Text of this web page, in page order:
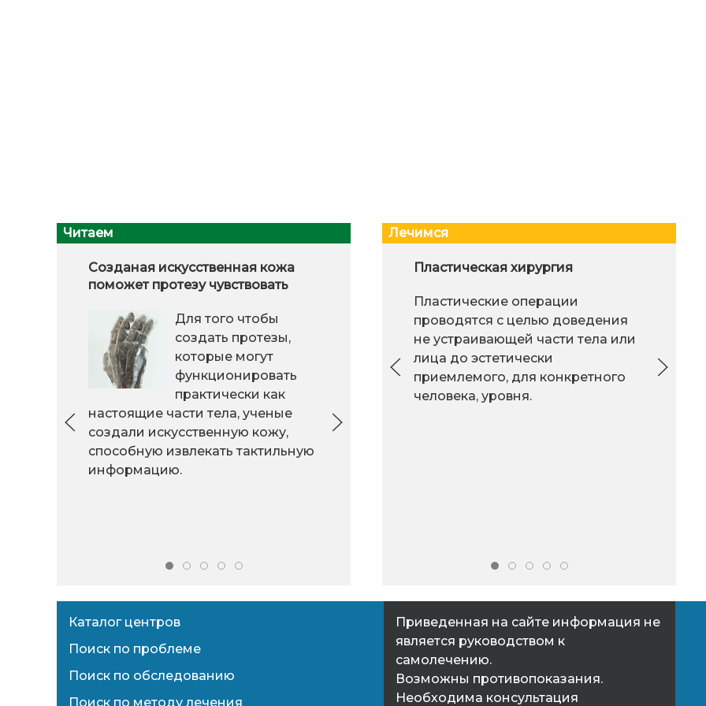
Читаем
Созданая искусственная кожа
поможет протезу чувствовать
Для того чтобы
создать протезы,
которые могут
функционировать
практически как
настоящие части тела, ученые
создали искусственную кожу,
способную извлекать тактильную
информацию.
Средства для омоложения: ТОП-3
красоты
Регулярный прием
витаминов поможет
поддержать тонус,
сохранить природную
Лечимся
Пластическая хирургия
Пластические операции
проводятся с целью доведения
не устраивающей части тела или
лица до эстетически
приемлемого, для конкретного
человека, уровня.
Каталог центров
Поиск по проблеме
Поиск по обследованию
Поиск по методу лечения
Приведенная на сайте информация не
является руководством к
самолечению.
Возможны противопоказания.
Необходима консультация